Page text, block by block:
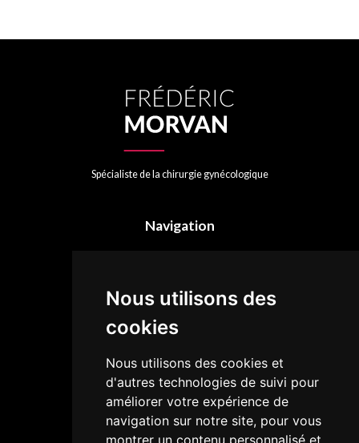
Nous utilisons des
cookies
Nous utilisons des cookies et
d'autres technologies de suivi pour
améliorer votre expérience de
navigation sur notre site, pour vous
montrer un contenu personnalisé et
Spécialiste de la chirurgie gynécologique
Navigation
Autres chirurgies
Mon expertise
Pour toutes informations
01 42 24 77 82